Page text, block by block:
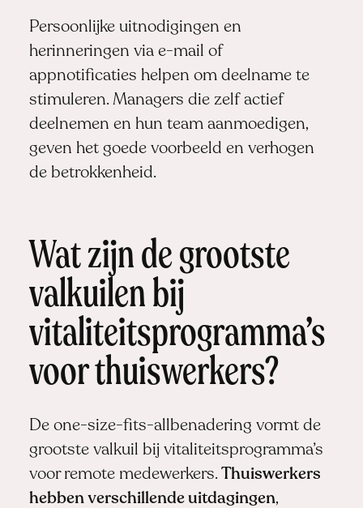
Persoonlijke uitnodigingen en
herinneringen via e-mail of
appnotificaties helpen om deelname te
stimuleren. Managers die zelf actief
deelnemen en hun team aanmoedigen,
geven het goede voorbeeld en verhogen
de betrokkenheid.
Wat zijn de grootste
valkuilen bij
vitaliteitsprogramma’s
voor thuiswerkers?
De one-size-fits-allbenadering vormt de
grootste valkuil bij vitaliteitsprogramma’s
voor remote medewerkers. Thuiswerkers
hebben verschillende uitdagingen,